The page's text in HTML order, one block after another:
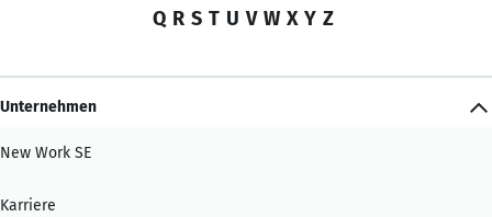
Q R S T U V W X Y Z
Unternehmen
New Work SE
Karriere